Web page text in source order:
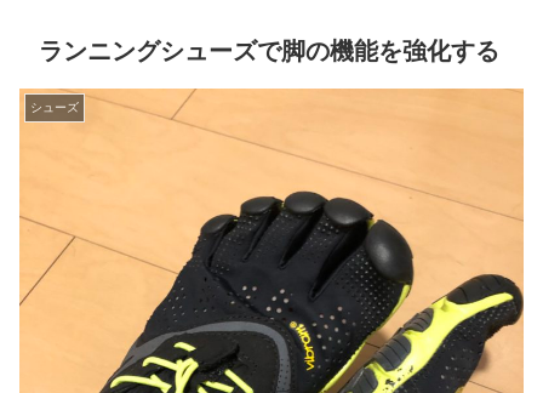
ランニングシューズで脚の機能を強化する
シューズ